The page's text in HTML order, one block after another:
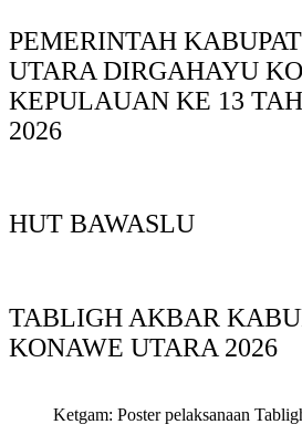
PEMERINTAH
UTARA DIRGAHAYU
KEPULAUAN KE 13
2026
HUT BAWASLU
TABLIGH AKBAR
KONAWE UTARA 2026
Ketgam: Poster pelaksanaan